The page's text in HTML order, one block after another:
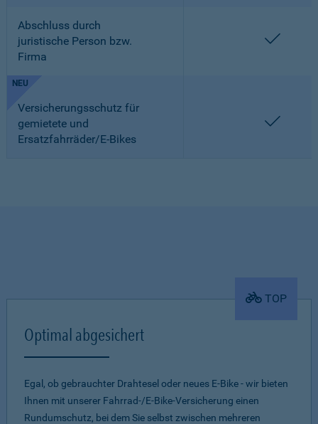
Abschluss durch
juristische Person bzw.
Firma
NEU
Versicherungsschutz für
gemietete und
Ersatzfahrräder/E-Bikes
TOP
Optimal abgesichert
Egal, ob gebrauchter Drahtesel oder neues E-Bike - wir bieten
Ihnen mit unserer Fahrrad-/E-Bike-Versicherung einen
Rundumschutz, bei dem Sie selbst zwischen mehreren